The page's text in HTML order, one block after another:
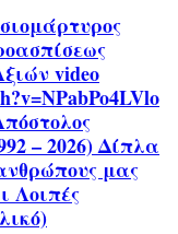
video
– 2026) Δίπλα
μας
Λοιπές